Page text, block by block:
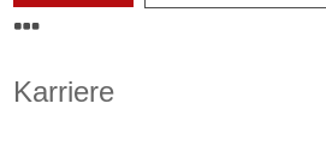
Karriere